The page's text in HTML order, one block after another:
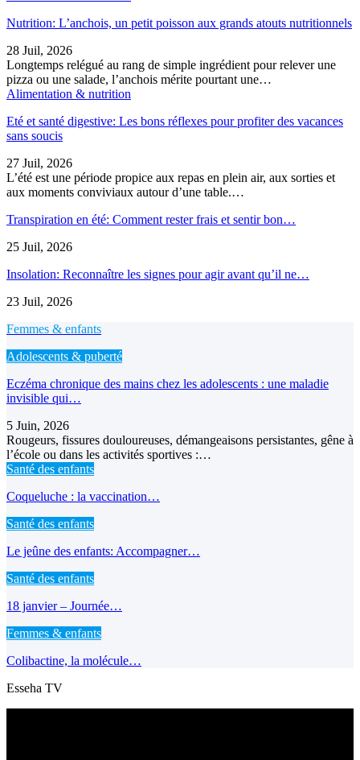
Nutrition: L’anchois, un petit poisson aux grands atouts nutritionnels
28 Juil, 2026
Longtemps relégué au rang de simple ingrédient pour relever une
pizza ou une salade, l’anchois mérite pourtant une…
Alimentation & nutrition
Eté et santé digestive: Les bons réflexes pour profiter des vacances
sans soucis
27 Juil, 2026
L’été est une période propice aux repas en plein air, aux sorties et
aux moments conviviaux autour d’une table.…
Transpiration en été: Comment rester frais et sentir bon…
25 Juil, 2026
Insolation: Reconnaître les signes pour agir avant qu’il ne…
23 Juil, 2026
Femmes & enfants
Adolescents & puberté
Eczéma chronique des mains chez les adolescents : une maladie
invisible qui…
5 Juin, 2026
Rougeurs, fissures douloureuses, démangeaisons persistantes, gêne à
l’école ou dans les activités sportives :…
Santé des enfants
Coqueluche : la vaccination…
Santé des enfants
Le jeûne des enfants: Accompagner…
Santé des enfants
18 janvier – Journée…
Femmes & enfants
Colibactine, la molécule…
Esseha TV